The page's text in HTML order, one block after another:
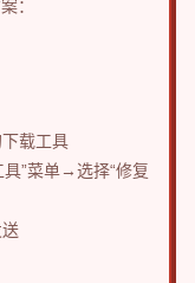
：
载工具
”菜单→选择“修复